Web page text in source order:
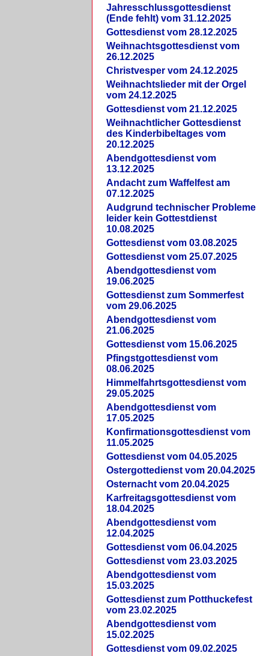
Jahresschlussgottesdienst
(Ende fehlt) vom 31.12.2025
Gottesdienst vom 28.12.2025
Weihnachtsgottesdienst vom
26.12.2025
Christvesper vom 24.12.2025
Weihnachtslieder mit der Orgel
vom 24.12.2025
Gottesdienst vom 21.12.2025
Weihnachtlicher Gottesdienst
des Kinderbibeltages vom
20.12.2025
Abendgottesdienst vom
13.12.2025
Andacht zum Waffelfest am
07.12.2025
Audgrund technischer Probleme
leider kein Gottestdienst
10.08.2025
Gottesdienst vom 03.08.2025
Gottesdienst vom 25.07.2025
Abendgottesdienst vom
19.06.2025
Gottesdienst zum Sommerfest
vom 29.06.2025
Abendgottesdienst vom
21.06.2025
Gottesdienst vom 15.06.2025
Pfingstgottesdienst vom
08.06.2025
Himmelfahrtsgottesdienst vom
29.05.2025
Abendgottesdienst vom
17.05.2025
Konfirmationsgottesdienst vom
11.05.2025
Gottesdienst vom 04.05.2025
Ostergottedienst vom 20.04.2025
Osternacht vom 20.04.2025
Karfreitagsgottesdienst vom
18.04.2025
Abendgottesdienst vom
12.04.2025
Gottesdienst vom 06.04.2025
Gottesdienst vom 23.03.2025
Abendgottesdienst vom
15.03.2025
Gottesdienst zum Potthuckefest
vom 23.02.2025
Abendgottesdienst vom
15.02.2025
Gottesdienst vom 09.02.2025